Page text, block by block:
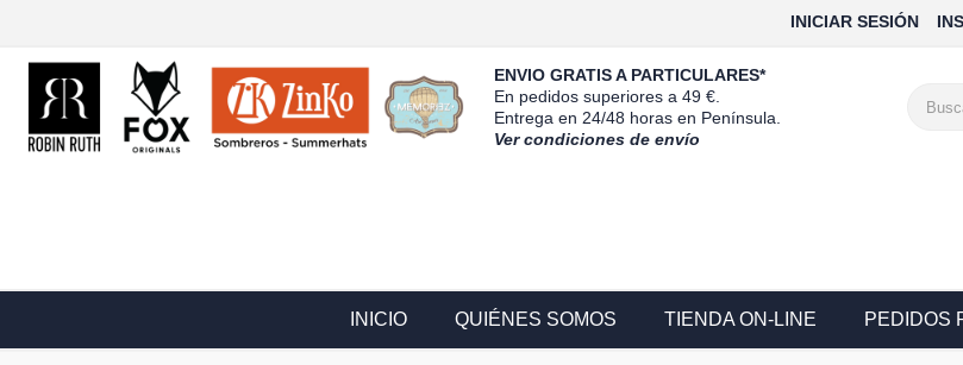
INICIAR SESIÓN
ENVIO GRATIS A PARTICULARES*
En pedidos superiores a 49 €.
Entrega en 24/48 horas en Península.
Ver condiciones de envío
INICIO QUIÉNES SOMOS TIENDA ON-LINE PEDIDOS